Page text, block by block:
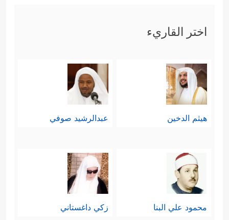
اختر القاريء
هيثم الدخين عبدالرشيد صوفي
محمود علي البنا زكي داغستاني